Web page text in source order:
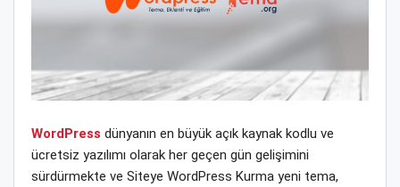
WordPress dünyanın en büyük açık kaynak kodlu ve
ücretsiz yazılımı olarak her geçen gün gelişimini
sürdürmekte ve Siteye WordPress Kurma yeni tema,